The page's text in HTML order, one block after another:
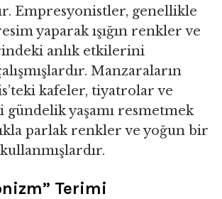
Empresyonistler, genellikle
yaparak ışığın renkler ve
anlık etkilerini
Manzaraların
kafeler, tiyatrolar ve
yaşamı resmetmek
parlak renkler ve yoğun bir
Terimi